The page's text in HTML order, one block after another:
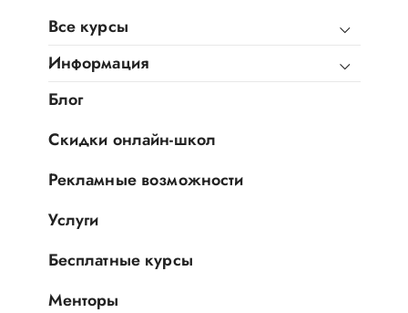
Все курсы
Информация
Блог
Скидки онлайн-школ
Рекламные возможности
Услуги
Бесплатные курсы
Менторы